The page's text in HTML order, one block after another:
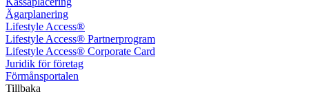
Ägar­planering
Lifestyle Access®
Lifestyle Access® Partnerprogram
Lifestyle Access® Corporate Card
Juridik för företag
Förmånsportalen
Tillbaka